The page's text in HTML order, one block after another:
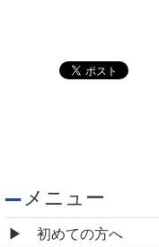
メニュー
初めての方へ